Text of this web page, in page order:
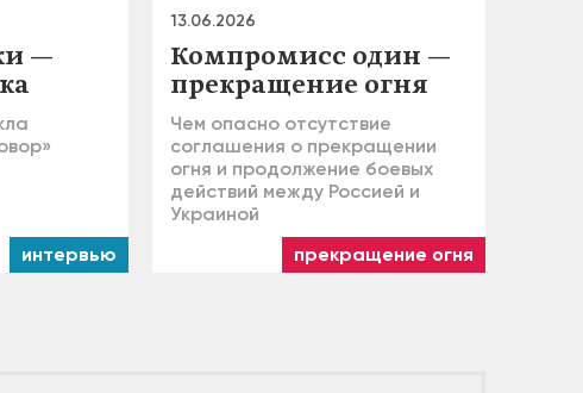
—
интервью
13.06.2026
Компромисс один —
прекращение огня
Чем опасно отсутствие
соглашения о прекращении
огня и продолжение боевых
действий между Россией и
Украиной
прекращение огня